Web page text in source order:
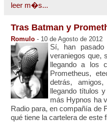
leer m�s...
Tras Batman y
Romulo - 10 de Agosto de 2012
Sí, han
veraniegos que,
llegando a los
Prometheus,
detrás,
llegando títulos
más Hypnos ha
Radio para, en compañía de
qué tiene la cartelera de este